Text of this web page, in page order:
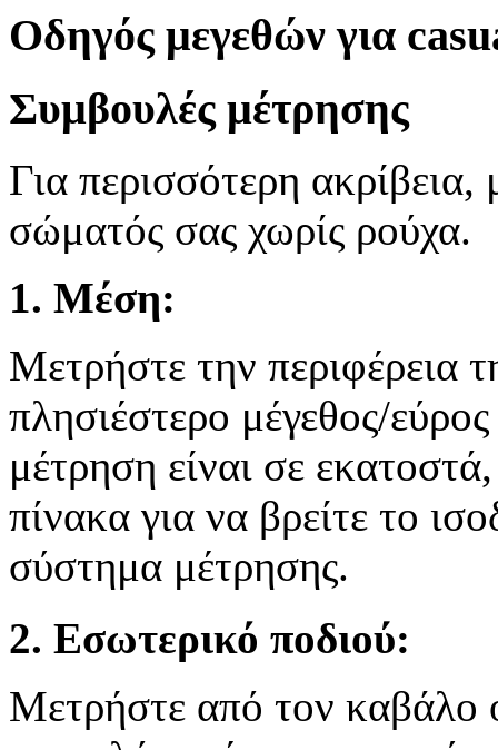
Οδηγός μεγεθών για
Συμβουλές μέτρησης
Για περισσότερη ακρίβεια,
σώματός σας χωρίς ρούχα.
1. Μέση:
Μετρήστε την περιφέρεια
πλησιέστερο μέγεθος/
μέτρηση είναι σε
πίνακα για να βρείτε το
σύστημα μέτρησης.
2. Εσωτερικό ποδιού:
Μετρήστε από τον καβάλο